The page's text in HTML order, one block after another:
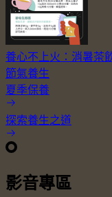
養心不上火：消暑茶
節氣養生
夏季保養
探索養生之道
影音專區